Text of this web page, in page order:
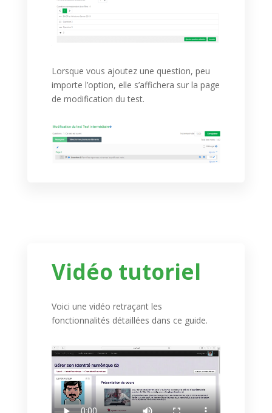
Lorsque vous ajoutez une question, peu
importe l’option, elle s’affichera sur la page
de modification du test.
Vidéo tutoriel
Voici une vidéo retraçant les
fonctionnalités détaillées dans ce guide.